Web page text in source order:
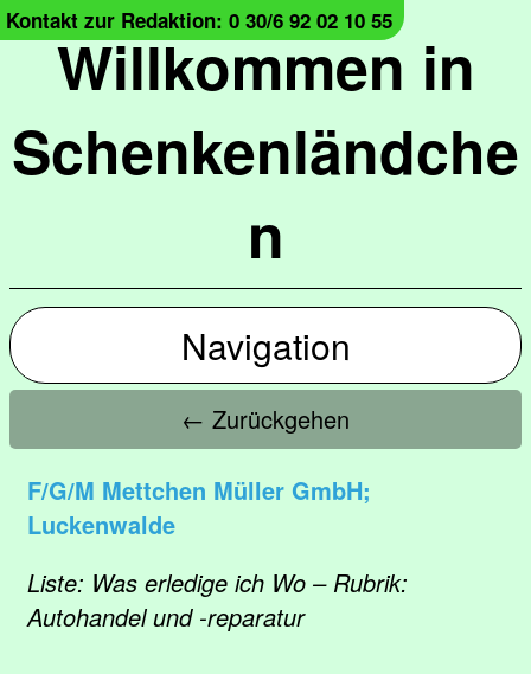
Willkommen in
Schenkenländche
n
Kontakt zur Redaktion: 0 30/6 92 02 10 55
Navigation
← Zurückgehen
F/G/M Mettchen Müller GmbH;
Luckenwalde
Liste: Was erledige ich Wo – Rubrik:
Autohandel und -reparatur